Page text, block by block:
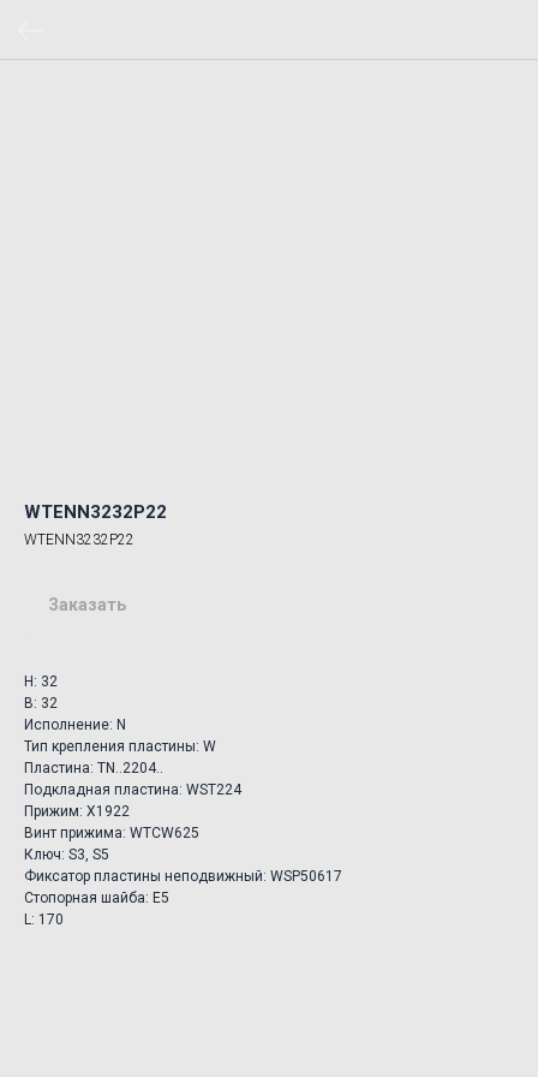
WTENN3232P22
WTENN3232P22
Заказать
H: 32
B: 32
Исполнение: N
Тип крепления пластины: W
Пластина: TN..2204..
Подкладная пластина: WST224
Прижим: X1922
Винт прижима: WTCW625
Ключ: S3, S5
Фиксатор пластины неподвижный: WSP50617
Стопорная шайба: E5
L: 170